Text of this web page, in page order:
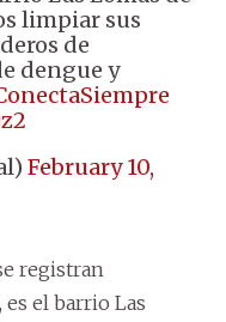
limpiar sus
de
dengue y
February 10,
registran
el barrio Las